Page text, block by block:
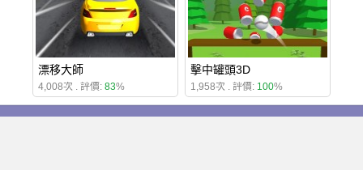
漂移大師
4,008次 . 評價: 83%
擊中罐頭3D
1,958次 . 評價: 100%